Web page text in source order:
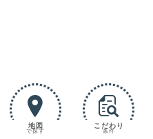
地図
で探す
こだわり
条件